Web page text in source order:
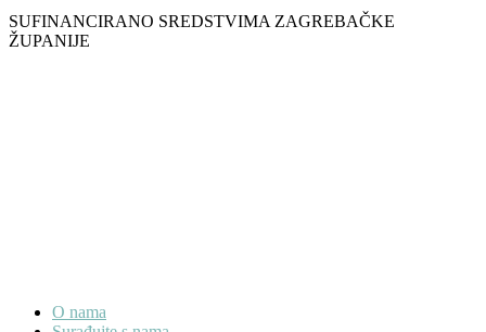
SUFINANCIRANO SREDSTVIMA ZAGREBAČKE
ŽUPANIJE
O nama